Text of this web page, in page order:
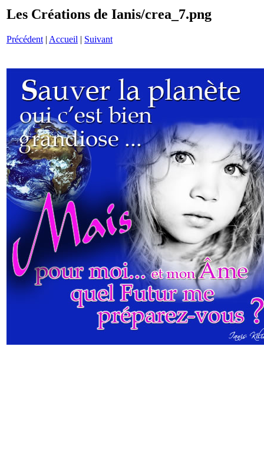
Les Créations de Ianis/crea_7.png
Précédent | Accueil | Suivant